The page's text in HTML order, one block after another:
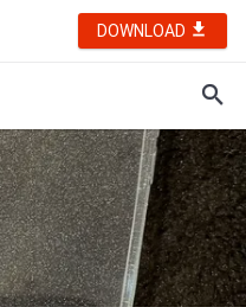
DOWNLOAD